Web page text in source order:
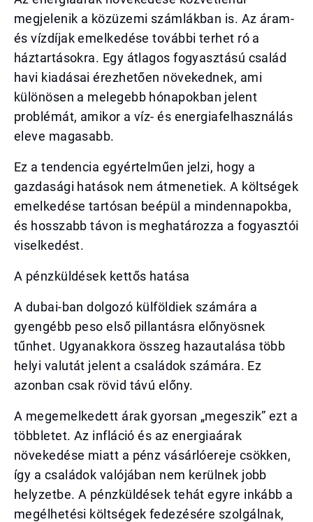
megjelenik a közüzemi számlákban is. Az áram-
és vízdíjak emelkedése további terhet ró a
háztartásokra. Egy átlagos fogyasztású család
havi kiadásai érezhetően növekednek, ami
különösen a melegebb hónapokban jelent
problémát, amikor a víz- és energiafelhasználás
eleve magasabb.
Ez a tendencia egyértelműen jelzi, hogy a
gazdasági hatások nem átmenetiek. A költségek
emelkedése tartósan beépül a mindennapokba,
és hosszabb távon is meghatározza a fogyasztói
viselkedést.
A pénzküldések kettős hatása
A dubai-ban dolgozó külföldiek számára a
gyengébb peso első pillantásra előnyösnek
tűnhet. Ugyanakkora összeg hazautalása több
helyi valutát jelent a családok számára. Ez
azonban csak rövid távú előny.
A megemelkedett árak gyorsan „megeszik” ezt a
többletet. Az infláció és az energiaárak
növekedése miatt a pénz vásárlóereje csökken,
így a családok valójában nem kerülnek jobb
helyzetbe. A pénzküldések tehát egyre inkább a
megélhetési költségek fedezésére szolgálnak,